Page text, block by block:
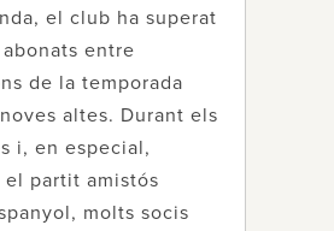
el club ha superat
entre
de la temporada
altes. Durant els
i, en especial,
partit amistós
molts socis